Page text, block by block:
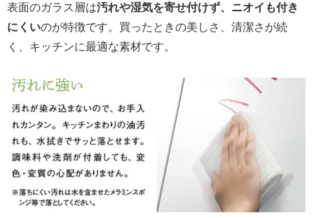
表面のガラス層は汚れや湿気を寄せ付けず、ニオイも付き
にくいのが特徴です。買ったときの美しさ、清潔さが続
く、キッチンに最適な素材です。